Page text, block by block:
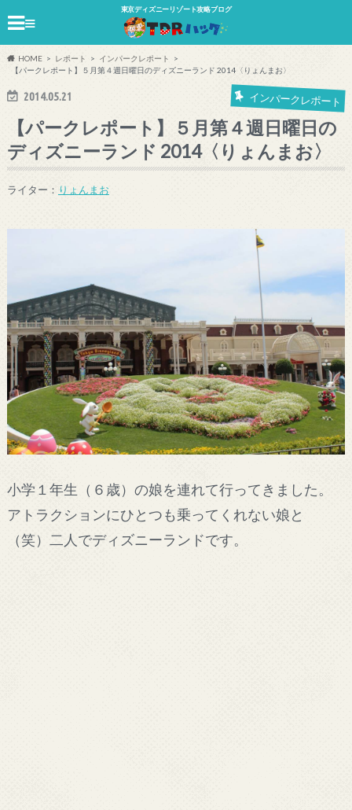
東京ディズニーリゾート攻略ブログ
≡
HOME レポート
インパークレポート
【パークレポート】５月第４週日曜日のディズニーランド 2014〈りょんまお〉
2014.05.21 インパークレポート
【パークレポート】５月第４週日曜日の
ディズニーランド 2014〈りょんまお〉
ライター： りょんまお
小学１年生（６歳）の娘を連れて行ってきました。
アトラクションにひとつも乗ってくれない娘と
（笑）二人でディズニーランドです。